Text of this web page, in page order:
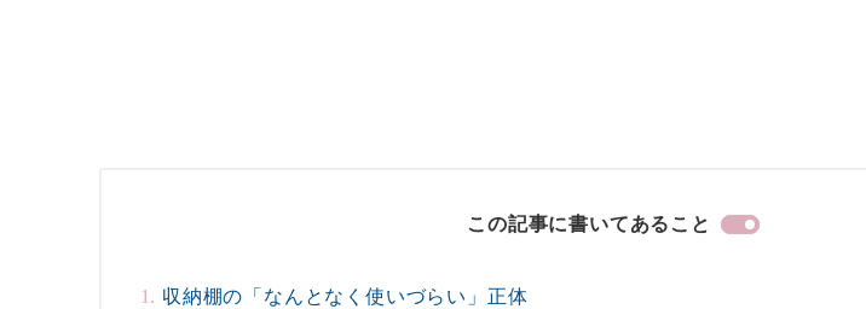
この記事に書いてあること
収納棚の「なんとなく使いづらい」正体